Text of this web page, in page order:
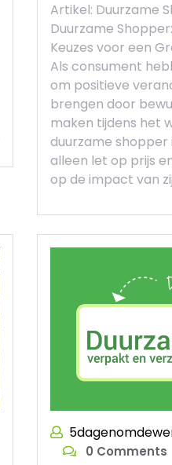
Artikel: Duurzame
Duurzame
Keuzes voor een
Als consument
om positieve
brengen door
maken tijdens het
duurzame shopper
alleen let op prijs
op de impact van
0 Comments